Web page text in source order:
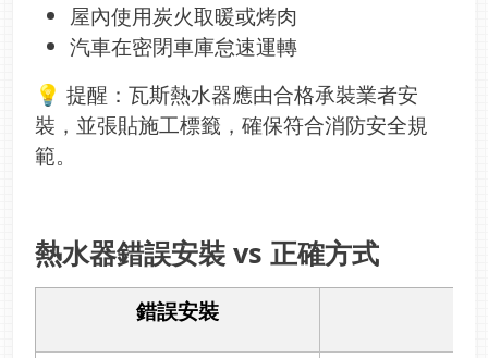
屋內使用炭火取暖或烤肉
汽車在密閉車庫怠速運轉
💡 提醒：瓦斯熱水器應由合格承裝業者安
裝，並張貼施工標籤，確保符合消防安全規
範。
熱水器錯誤安裝 vs 正確方式
錯誤安裝